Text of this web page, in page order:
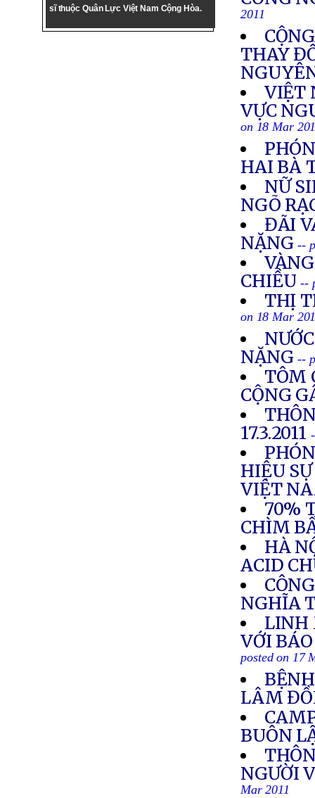
sĩ thuộc Quân Lực Việt Nam Cộng Hòa.
2011
THAY
VIỆT
VỰC
on 18 Mar
HAI BÀ
NỮ
NGÕ
ĐÃI
NẶNG --
CHIỀU--
THỊ
on 18 Mar
NẶNG--
TÔM
CỘNG
17.3.2011
HIỆU
VIỆT
70%
CHÌM
HÀ
ACID
NGHĨA
LINH
VỚI
posted on 17
LÂM
BUÔN
NGƯỜI
Mar 2011